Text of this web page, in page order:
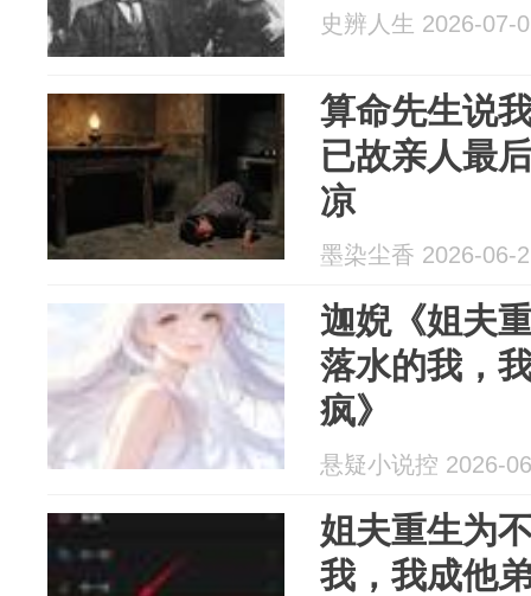
史辨人生 2026-07-
算命先生说
已故亲人最
凉
墨染尘香 2026-06-
迦婗《姐夫
落水的我，
疯》
悬疑小说控 2026-
姐夫重生为
我，我成他